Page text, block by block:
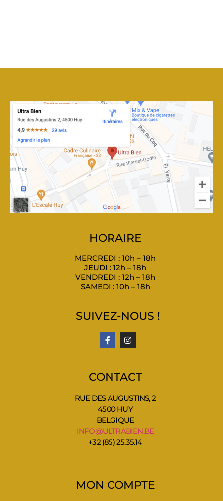
HORAIRE
MERCREDI : 10h – 18h
JEUDI : 12h – 18h
VENDREDI : 12h – 18h
SAMEDI : 10h – 18h
SUIVEZ-NOUS !
CONTACT
RUE DES AUGUSTINS, 2
4500 HUY
BELGIQUE
INFO@ULTRABIEN.BE
+32 (85) 25.35.14
MON COMPTE